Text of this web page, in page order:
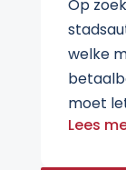
Op
welke
moet
Lees